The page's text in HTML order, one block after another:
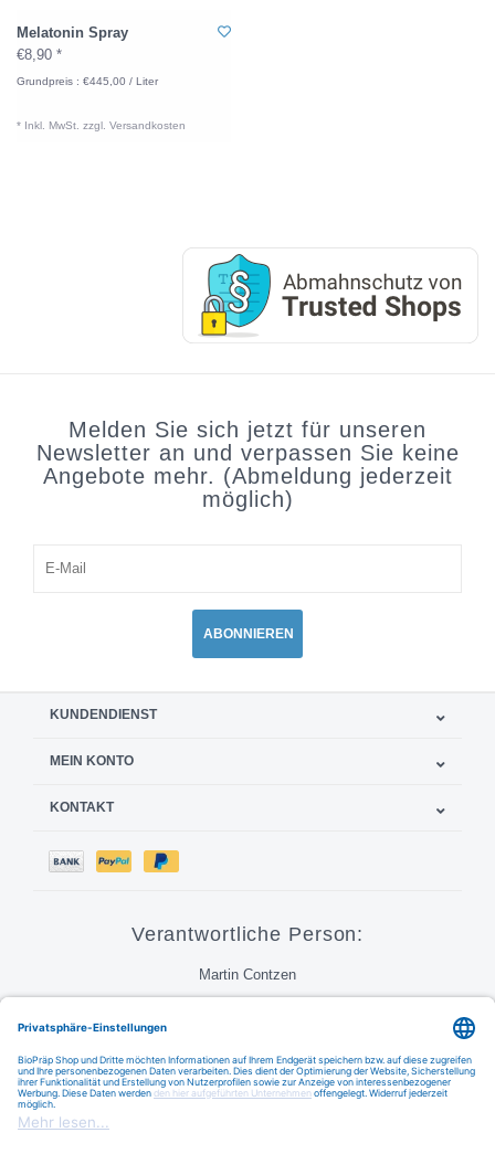
Melatonin Spray
€8,90 *
Grundpreis : €445,00 / Liter
* Inkl. MwSt. zzgl. Versandkosten
Melden Sie sich jetzt für unseren
Newsletter an und verpassen Sie keine
Angebote mehr. (Abmeldung jederzeit
möglich)
ABONNIEREN
KUNDENDIENST
MEIN KONTO
KONTAKT
Verantwortliche Person:
Martin Contzen
Call E-Mail FAQ